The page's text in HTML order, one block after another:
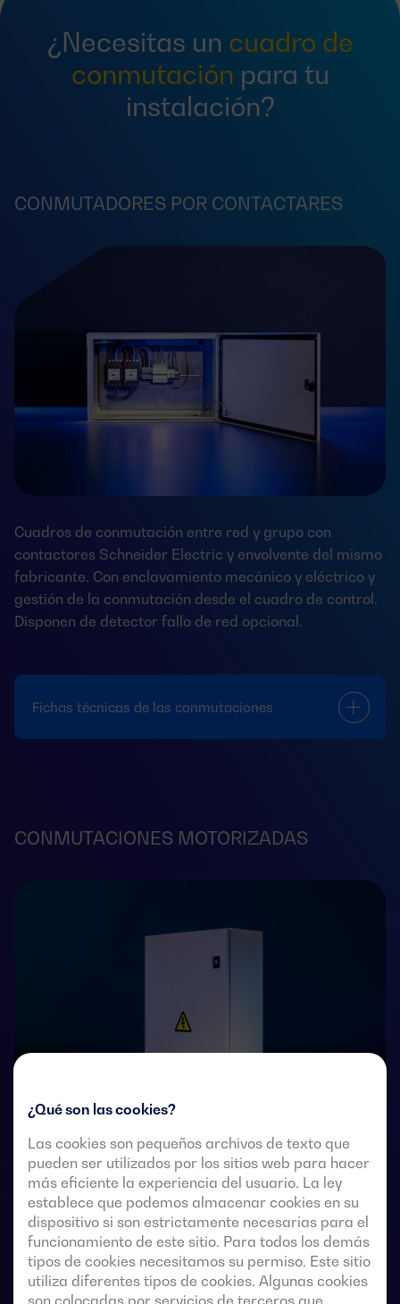
¿Qué son las cookies?
Las cookies son pequeños archivos de texto que
pueden ser utilizados por los sitios web para hacer
más eficiente la experiencia del usuario. La ley
establece que podemos almacenar cookies en su
dispositivo si son estrictamente necesarias para el
funcionamiento de este sitio. Para todos los demás
tipos de cookies necesitamos su permiso. Este sitio
utiliza diferentes tipos de cookies. Algunas cookies
son colocadas por servicios de terceros que
¿Necesitas un cuadro de
conmutación para tu
instalación?
CONMUTADORES POR CONTACTARES
Cuadros de conmutación entre red y grupo con
contactores Schneider Electric y envolvente del mismo
fabricante. Con enclavamiento mecánico y eléctrico y
gestión de la conmutación desde el cuadro de control.
Disponen de detector fallo de red opcional.
Fichas técnicas de las conmutaciones
CONMUTACIONES MOTORIZADAS
Conmutadores de transferencia de accionamiento
remoto de 4 polos con corte plenamente aparente.
Permiten la transferencia en carga de dos fuentes
trifásicas a través de contactos remotos sin tensión,
desde un controlador automático externo, usando
lógica de impulsos o un interruptor.